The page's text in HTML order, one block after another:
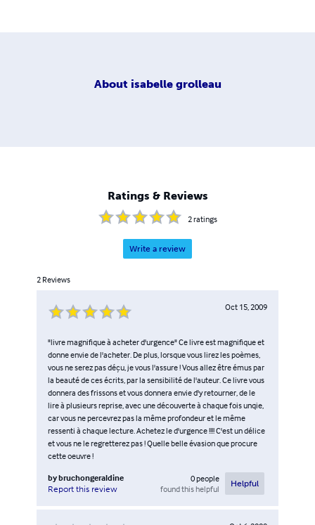
About isabelle grolleau
Ratings & Reviews
2ratings
Write a review
2 Reviews
Oct 15, 2009
"livre magnifique à acheter d'urgence" Ce livre est magnifique et
donne envie de l'acheter. De plus, lorsque vous lirez les poèmes,
vous ne serez pas déçu, je vous l'assure ! Vous allez être émus par
la beauté de ces écrits, par la sensibilité de l'auteur. Ce livre vous
donnera des frissons et vous donnera envie d'y retourner, de le
lire à plusieurs reprise, avec une découverte à chaque fois unqie,
car vous ne percevrez pas la même profondeur et le même
ressenti à chaque lecture. Achetez le d'urgence !!!! C'est un délice
et vous ne le regretterez pas ! Quelle belle évasion que procure
cette oeuvre !
bybruchongeraldine
Report this review
0people
found this helpful
Helpful